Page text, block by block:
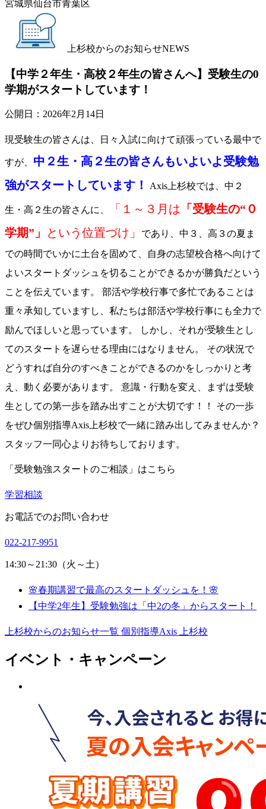
宮城県仙台市青葉区
上杉校からのお知らせNEWS
【中学２年生・高校２年生の皆さんへ】受験生の0
学期がスタートしています！
公開日： 2026年2月14日
現受験生の皆さんは、日々入試に向けて頑張っている最中で
すが、 中２生・高２生の皆さんもいよいよ受験勉
強がスタートしています！
Axis上杉校では、中２
生・高２生の皆さんに、 「１～３月は 「受験生の“０
学期”」
という位置づけ」
であり、中３、高３の夏ま
での時間でいかに土台を固めて、自身の志望校合格へ向けて
よいスタートダッシュを切ることができるかが勝負だという
ことを伝えています。 部活や学校行事で多忙であることは
重々承知していますし、私たちは部活や学校行事にも全力で
励んでほしいと思っています。 しかし、それが受験生とし
てのスタートを遅らせる理由にはなりません。 その状況で
どうすれば自分のすべきことができるのかをしっかりと考
え、動く必要があります。 意識・行動を変え、まずは受験
生としての第一歩を踏み出すことが大切です！！ その一歩
をぜひ個別指導Axis上杉校で一緒に踏み出してみませんか？
スタッフ一同心よりお待ちしております。
「受験勉強スタートのご相談」はこちら
学習相談
お電話でのお問い合わせ
022-217-9951
14:30～21:30（火～土）
🌸春期講習で最高のスタートダッシュを！🌸
【中学2年生】受験勉強は「中2の冬」からスタート！
上杉校からのお知らせ一覧 個別指導Axis 上杉校
イベント・キャンペーン